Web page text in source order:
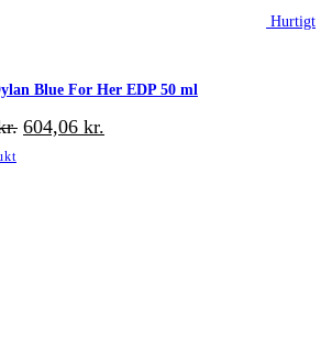
Hurtigt
Blue For Her EDP 50 ml
Den
oprindelige
604,06 kr.
aktuelle